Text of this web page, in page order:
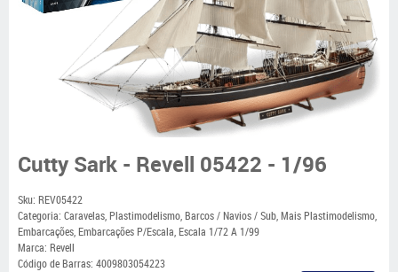
Cutty Sark - Revell 05422 - 1/96
Sku: REV05422
Categoria: Caravelas,Plastimodelismo,Barcos / Navios / Sub,Mais Plastimodelismo,
Embarcações,Embarcações P/Escala,Escala 1/72 A 1/99
Marca: Revell
Código de Barras: 4009803054223